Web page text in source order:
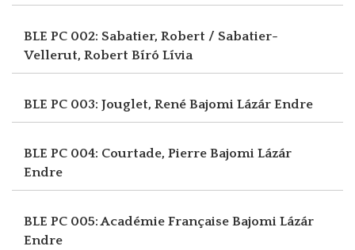
BLE PC 002: Sabatier, Robert / Sabatier-
Vellerut, Robert Bíró Lívia
BLE PC 003: Jouglet, René Bajomi Lázár Endre
BLE PC 004: Courtade, Pierre Bajomi Lázár
Endre
BLE PC 005: Académie Française Bajomi Lázár
Endre